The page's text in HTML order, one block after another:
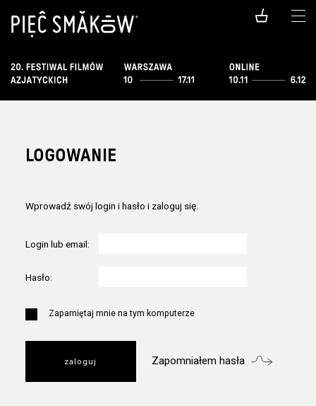
LOGOWANIE
Wprowadź swój login i hasło i zaloguj się.
Login lub email:
Hasło:
Zapamiętaj mnie na tym komputerze
Zapomniałem hasła